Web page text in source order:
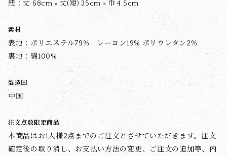
紐：丈 68cm × 丈(短) 35cm × 巾 4.5cm
素材
表地：ポリエステル79% レーヨン19% ポリウレタン2%
裏地：綿100%
製造国
中国
注文点数限定商品
本商品はお1人様2点までのご注文とさせていただきます。注文
確定後の取り消し、お支払い方法の変更、ご注文の追加等、内